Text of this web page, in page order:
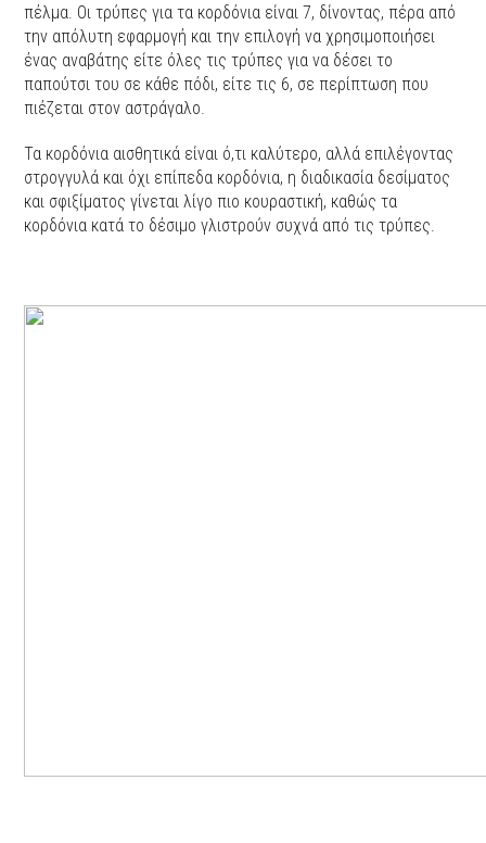
πέλμα. Οι τρύπες για τα κορδόνια είναι 7, δίνοντας, πέρα από
την απόλυτη εφαρμογή και την επιλογή να χρησιμοποιήσει
ένας αναβάτης είτε όλες τις τρύπες για να δέσει το
παπούτσι του σε κάθε πόδι, είτε τις 6, σε περίπτωση που
πιέζεται στον αστράγαλο.
Τα κορδόνια αισθητικά είναι ό,τι καλύτερο, αλλά επιλέγοντας
στρογγυλά και όχι επίπεδα κορδόνια, η διαδικασία δεσίματος
και σφιξίματος γίνεται λίγο πιο κουραστική, καθώς τα
κορδόνια κατά το δέσιμο γλιστρούν συχνά από τις τρύπες.